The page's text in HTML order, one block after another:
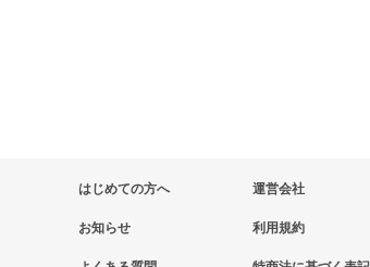
はじめての方へ
お知らせ
運営会社
利用規約